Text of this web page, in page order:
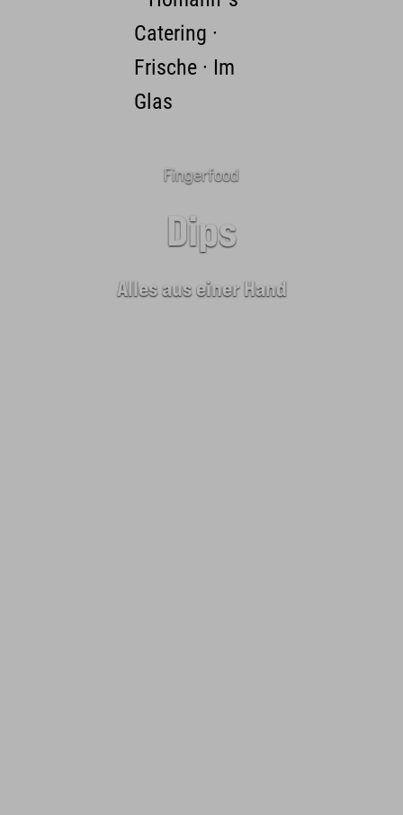
Zum Hauptinhalt springen
Fingerfood
Dips
Alles aus einer Hand